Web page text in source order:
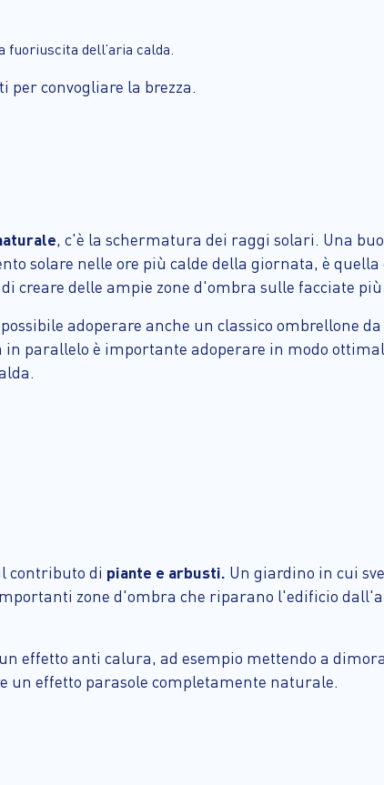
dell’aria calda.
convogliare la brezza.
, c'è la schermatura dei raggi solari. Una
solare nelle ore più calde della giornata, è quella
creare delle ampie zone d'ombra sulle facciate
adoperare anche un classico ombrellone da
parallelo è importante adoperare in modo
contributo di piante e arbusti. Un giardino in cui
zone d'ombra che riparano l'edificio
effetto anti calura, ad esempio mettendo a
un effetto parasole completamente naturale.